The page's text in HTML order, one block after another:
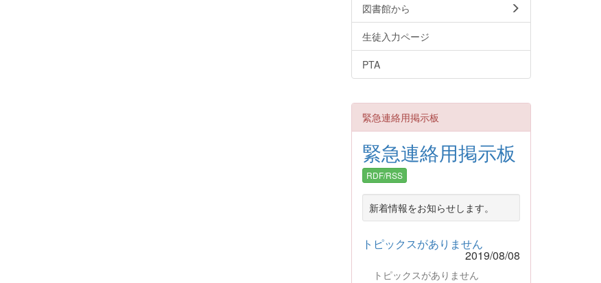
図書館から
生徒入力ページ
PTA
緊急連絡用掲示板
緊急連絡用掲示板
RDF/RSS
新着情報をお知らせします。
トピックスがありません
2019/08/08
トピックスがありません